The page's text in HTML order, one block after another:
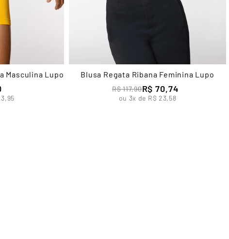
Masculina Lupo
,95
Blusa Regata Ribana Feminina Lupo
R$ 117,90R$ 70,74
ou 3x de R$ 23,58